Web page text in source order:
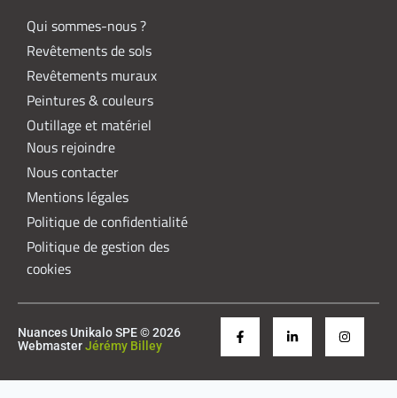
Qui sommes-nous ?
Revêtements de sols
Revêtements muraux
Peintures & couleurs
Outillage et matériel
Nous rejoindre
Nous contacter
Mentions légales
Politique de confidentialité
Politique de gestion des
cookies
Nuances Unikalo SPE © 2026
WebmasterJérémy Billey